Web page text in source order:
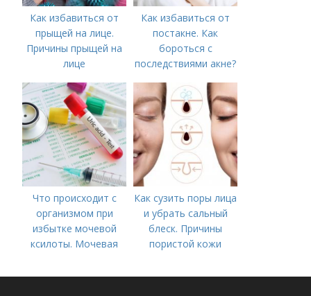
Как избавиться от
прыщей на лице.
Причины прыщей на
лице
Как избавиться от
постакне. Как
бороться с
последствиями акне?
Что происходит с
организмом при
избытке мочевой
ксилоты. Мочевая
норма и отклонения
Как сузить поры лица
и убрать сальный
блеск. Причины
пористой кожи